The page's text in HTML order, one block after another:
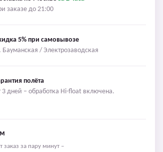
заказе до 21:00
5% при самовывозе
Бауманская / Электрозаводская
полёта
3 дней – обработка Hi-float включена.
за пару минут –